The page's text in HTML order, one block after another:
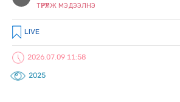
ТҮРҮҮЛЖ МЭДЭЭЛНЭ
LIVE
2026.07.09 11:58
2025